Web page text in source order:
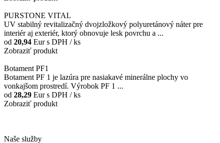
PURSTONE VITAL
UV stabilný revitalizačný dvojzložkový polyuretánový náter pre
interiér aj exteriér, ktorý obnovuje lesk povrchu a ...
od 20,94 Eurs DPH / ks
Zobraziť produkt
Botament PF1
Botament PF 1 je lazúra pre nasiakavé minerálne plochy vo
vonkajšom prostredí. Výrobok PF 1 ...
od 28,29 Eurs DPH / ks
Zobraziť produkt
Naše služby